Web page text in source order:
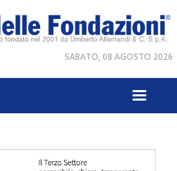
SABATO, 08 AGOSTO 2026